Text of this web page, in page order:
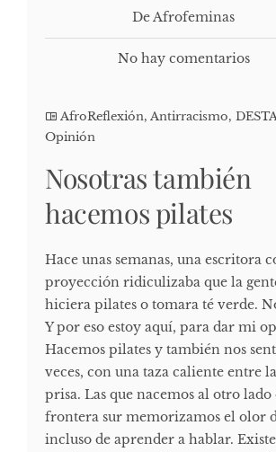
De Afrofeminas
No hay comentarios
AfroReflexión, Antirracismo,
Opinión
Nosotras también
hacemos pilates
Hace unas semanas, una escritora
proyección ridiculizaba que la
hiciera pilates o tomara té verde.
Y por eso estoy aquí, para dar mi
Hacemos pilates y también nos
veces, con una taza caliente entre
prisa. Las que nacemos al otro lado
frontera sur memorizamos el olor
incluso de aprender a hablar.